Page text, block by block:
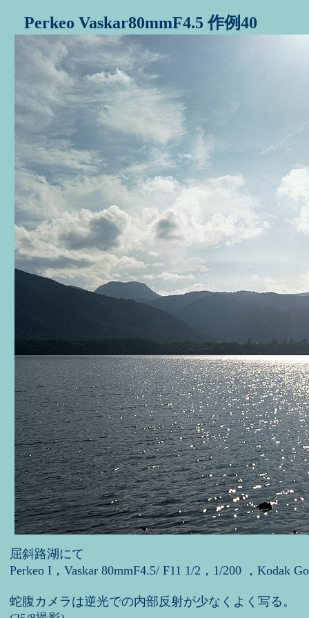
Perkeo Vaskar80mmF4.5 作例40
屈斜路湖にて
Perkeo I，Vaskar 80mmF4.5/ F11 1/2，1/200 ，Kodak
蛇腹カメラは逆光での内部反射が少なくよく写る。